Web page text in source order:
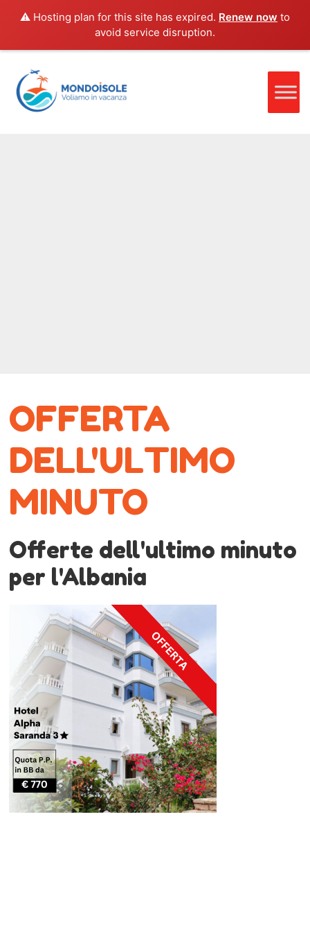
⚠️ Hosting plan for this site has expired. Renew now to
avoid service disruption.
OFFERTA
DELL'ULTIMO
MINUTO
Offerte dell'ultimo minuto
per l'Albania